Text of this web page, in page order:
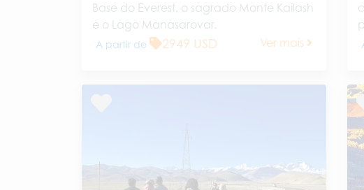
Base do Everest, o sagrado Monte Kailash
e o Lago Manasarovar.
A partir de 2949 USD Ver mais